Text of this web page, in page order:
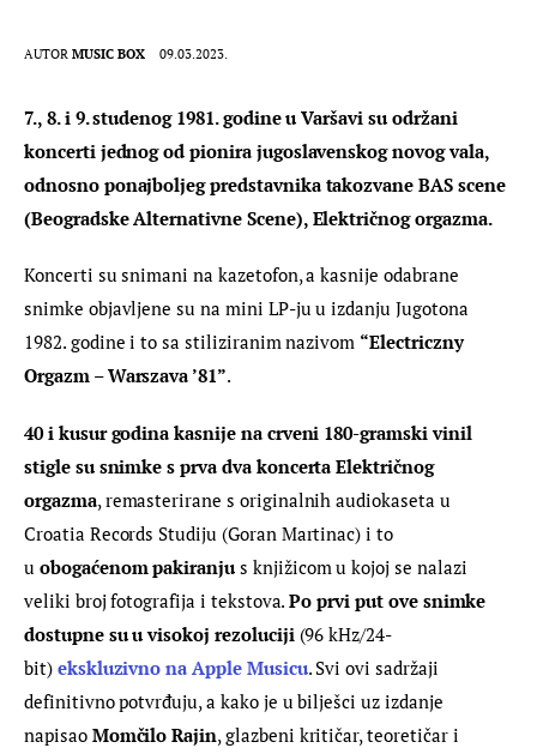
AUTOR MUSIC BOX 09.03.2023.
7., 8. i 9. studenog 1981. godine u Varšavi su održani
koncerti jednog od pionira jugoslavenskog novog vala,
odnosno ponajboljeg predstavnika takozvane BAS scene
(Beogradske Alternativne Scene), Električnog orgazma.
Koncerti su snimani na kazetofon, a kasnije odabrane
snimke objavljene su na mini LP-ju u izdanju Jugotona
1982. godine i to sa stiliziranim nazivom “Electriczny
Orgazm – Warszava ’81”.
40 i kusur godina kasnije na crveni 180-gramski vinil
stigle su snimke s prva dva koncerta Električnog
orgazma, remasterirane s originalnih audiokaseta u
Croatia Records Studiju (Goran Martinac) i to
u obogaćenom pakiranju s knjižicom u kojoj se nalazi
veliki broj fotografija i tekstova. Po prvi put ove snimke
dostupne su u visokoj rezoluciji (96 kHz/24-
bit) ekskluzivno na Apple Musicu. Svi ovi sadržaji
definitivno potvrđuju, a kako je u bilješci uz izdanje
napisao Momčilo Rajin, glazbeni kritičar, teoretičar i